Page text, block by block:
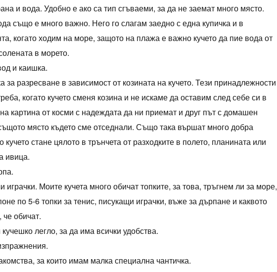
и вода. Удобно е ако са тип сгъваеми, за да не заемат много място.
също е много важно. Него го слагам заедно с една купичка и в
когато ходим на море, защото на плажа е важно кучето да пие вода от
в морето.
и каишка.
за разресване в зависимост от козината на кучето. Тези принадлежности
когато кучето сменя козина и не искаме да оставим след себе си в
картина от косми с надеждата да ни приемат и друг път с домашен
място където сме отседнали. Също така вършат много добра
кучето стане цялото в трънчета от разходките в полето, планината или
ивица.
Моите кучета много обичат топките, за това, тръгнем ли за море,
по 5-6 топки за тенис, писукащи играчки, въже за дърпане и каквото
че обичат.
легло, за да има всички удобства.
за които имам малка специална чантичка.